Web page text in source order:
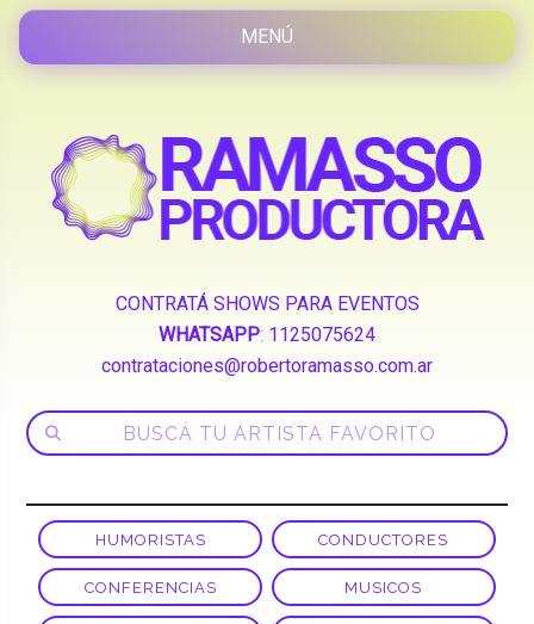
CONTRATÁ SHOWS PARA EVENTOS
WHATSAPP: 1125075624
contrataciones@robertoramasso.com.ar
HUMORISTAS CONDUCTORES
CONFERENCIAS MUSICOS